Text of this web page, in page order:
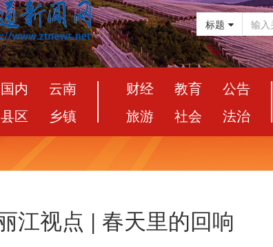
标题
国内
云南
县区 乡镇
财经 教育
公告
旅游
社会 法治
江视点 | 春天里的回响